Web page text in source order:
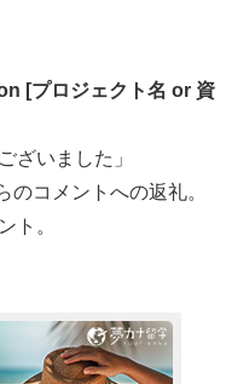
[プロジェクト名 or 資
ざいました」
コメントへの返礼。
ト。